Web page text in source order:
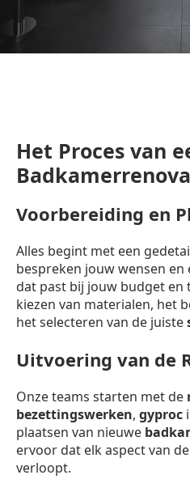
Het Proces van
Voorbereiding en
Alles begint met een
bespreken jouw wensen en
dat past bij jouw budget
kiezen van materialen, het
het selecteren van de juiste
Uitvoering van de
Onze teams starten met de
bezettingswerken, gyproc
plaatsen van nieuwe
ervoor dat elk aspect van
verloopt.